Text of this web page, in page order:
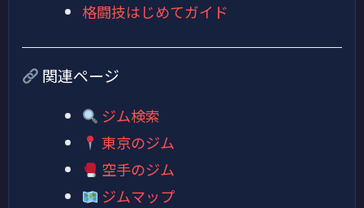
格闘技はじめてガイド
関連ページ
ジム検索
東京のジム
空手のジム
ジムマップ